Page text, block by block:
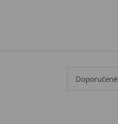
Doporučené